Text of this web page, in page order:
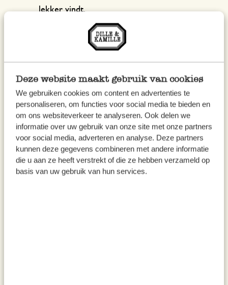
Deze website maakt gebruik van cookies
We gebruiken cookies om content en advertenties te
personaliseren, om functies voor social media te bieden en
om ons websiteverkeer te analyseren. Ook delen we
informatie over uw gebruik van onze site met onze partners
voor social media, adverteren en analyse. Deze partners
kunnen deze gegevens combineren met andere informatie
die u aan ze heeft verstrekt of die ze hebben verzameld op
basis van uw gebruik van hun services.
lekker vindt.
Voeg de kokosolie toe in de pan, dit maakt
het extralekker.
Roer de vanille extract en een beetje esdoorn
siroop in de havermout. Laat het afkoelen.
(10 min ongeveer)
Blend – met behulp van de handmixer - de
helft van de havermout met een handvol
aardbei. Zo krijg je een mooie, roze
havermout pap.